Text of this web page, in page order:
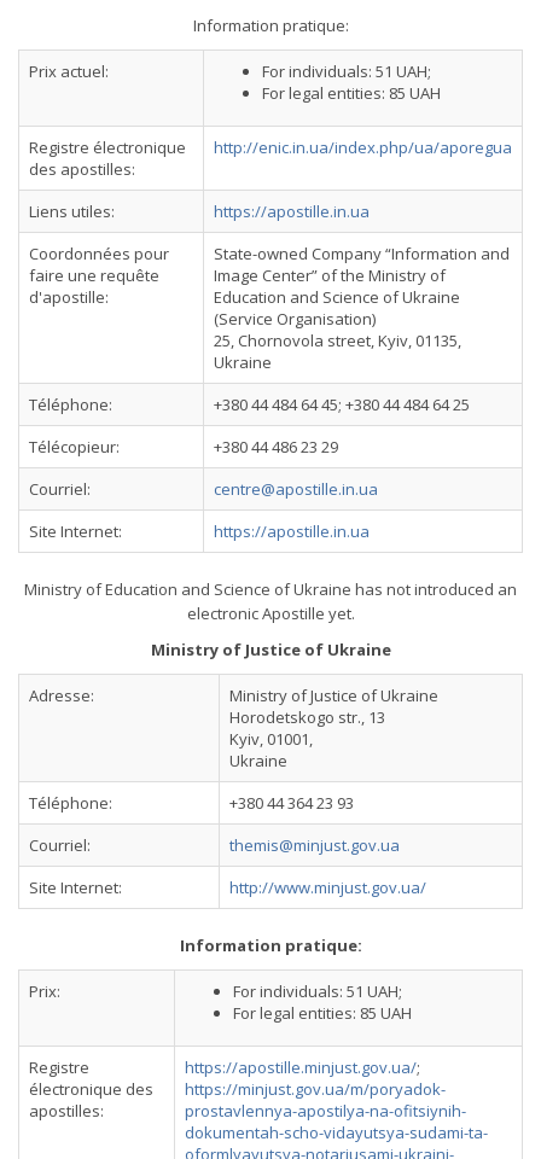
Information pratique:
Prix actuel:
For individuals: 51 UAH;
For legal entities: 85 UAH
Registre électronique
des apostilles:
http://enic.in.ua/index.php/ua/aporegua
Liens utiles:
https://apostille.in.ua
Coordonnées pour
faire une requête
d'apostille:
State-owned Company “Information and
Image Center” of the Ministry of
Education and Science of Ukraine
(Service Organisation)
25, Chornovola street, Kyiv, 01135,
Ukraine
Téléphone:
+380 44 484 64 45; +380 44 484 64 25
Télécopieur:
+380 44 486 23 29
Courriel:
centre@apostille.in.ua
Site Internet:
https://apostille.in.ua
Ministry of Education and Science of Ukraine has not introduced an
electronic Apostille yet.
Ministry of Justice of Ukraine
Adresse:
Ministry of Justice of Ukraine
Horodetskogo str., 13
Kyiv, 01001,
Ukraine
Téléphone:
+380 44 364 23 93
Courriel:
themis@minjust.gov.ua
Site Internet:
http://www.minjust.gov.ua/
Information pratique:
Prix:
For individuals: 51 UAH;
For legal entities: 85 UAH
Registre
électronique des
apostilles:
https://apostille.minjust.gov.ua/;
https://minjust.gov.ua/m/poryadok-
prostavlennya-apostilya-na-ofitsiynih-
dokumentah-scho-vidayutsya-sudami-ta-
oformlyayutsya-notariusami-ukraini-